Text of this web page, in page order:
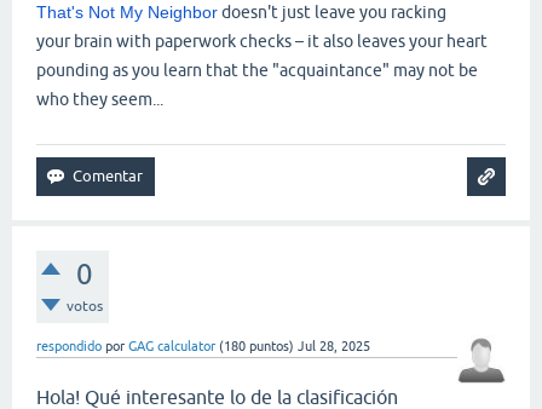
That's Not My Neighbordoesn't just leave you racking
your brain with paperwork checks – it also leaves your heart
pounding as you learn that the "acquaintance" may not be
who they seem...
0
votos
respondido por GAG calculator (180 puntos) Jul 28, 2025
Hola! Qué interesante lo de la clasificación